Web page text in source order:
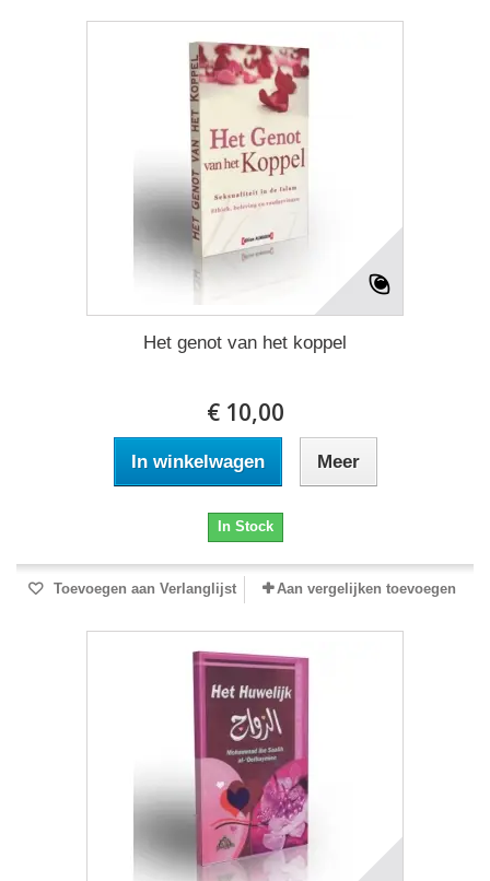
Het genot van het koppel
€ 10,00
In winkelwagen Meer
In Stock
Toevoegen aan Verlanglijst Aan vergelijken toevoegen